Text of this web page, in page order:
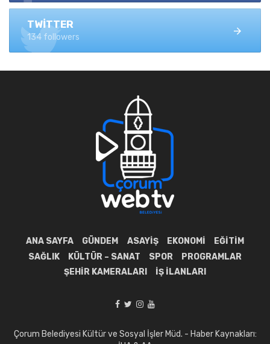
TWITTER
134 followers
ANA SAYFA GÜNDEM ASAYIŞ EKONOMI
EĞITIM
SAĞLIK
KÜLTÜR – SANAT SPOR
PROGRAMLAR
ŞEHIR KAMERALARI
İŞ İLANLARI
Çorum Belediyesi Kültür ve Sosyal İşler Müd. - Haber Kaynakları: